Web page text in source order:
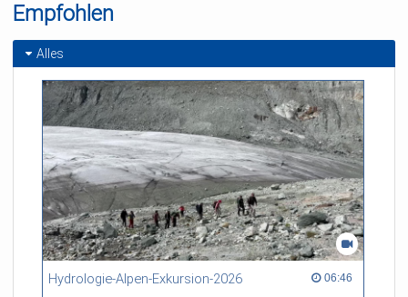
Empfohlen
Alles
Hydrologie-Alpen-Exkursion-2026 06:46
06:46 duration